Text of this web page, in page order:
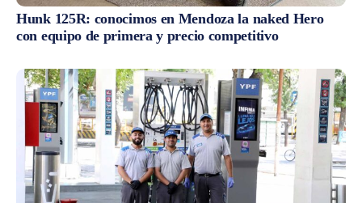
Hunk 125R: conocimos en Mendoza la naked Hero
con equipo de primera y precio competitivo